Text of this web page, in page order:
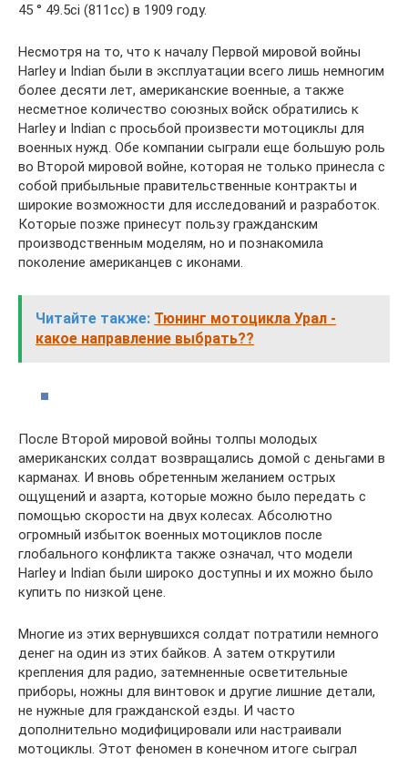
45 ° 49.5ci (811cc) в 1909 году.
Несмотря на то, что к началу Первой мировой войны
Harley и Indian были в эксплуатации всего лишь немногим
более десяти лет, американские военные, а также
несметное количество союзных войск обратились к
Harley и Indian с просьбой произвести мотоциклы для
военных нужд. Обе компании сыграли еще большую роль
во Второй мировой войне, которая не только принесла с
собой прибыльные правительственные контракты и
широкие возможности для исследований и разработок.
Которые позже принесут пользу гражданским
производственным моделям, но и познакомила
поколение американцев с иконами.
Читайте также: Тюнинг мотоцикла Урал -
какое направление выбрать??
После Второй мировой войны толпы молодых
американских солдат возвращались домой с деньгами в
карманах. И вновь обретенным желанием острых
ощущений и азарта, которые можно было передать с
помощью скорости на двух колесах. Абсолютно
огромный избыток военных мотоциклов после
глобального конфликта также означал, что модели
Harley и Indian были широко доступны и их можно было
купить по низкой цене.
Многие из этих вернувшихся солдат потратили немного
денег на один из этих байков. А затем открутили
крепления для радио, затемненные осветительные
приборы, ножны для винтовок и другие лишние детали,
не нужные для гражданской езды. И часто
дополнительно модифицировали или настраивали
мотоциклы. Этот феномен в конечном итоге сыграл